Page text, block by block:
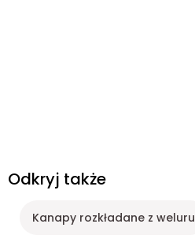
Odkryj także
Kanapy rozkładane z weluru